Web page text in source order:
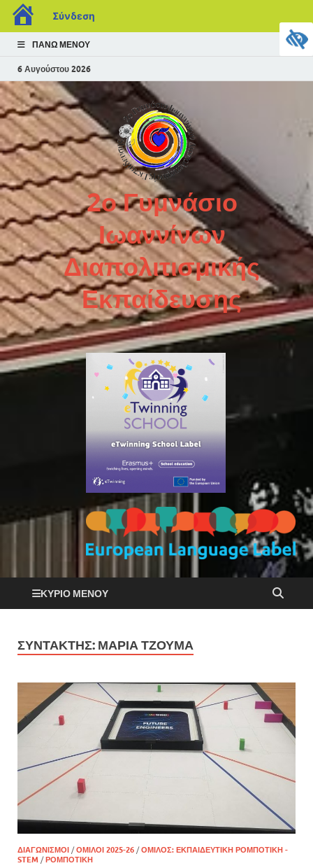
Σύνδεση
ΠΆΝΩ ΜΕΝΟΎ
6 Αυγούστου 2026
2ο Γυμνάσιο
Ιωαννίνων
Διαπολιτισμικής
Εκπαίδευσης
ΚΎΡΙΟ ΜΕΝΟΎ
ΣΥΝΤΆΚΤΗΣ: ΜΑΡΙΑ ΤΖΟΥΜΑ
ΔΙΑΓΩΝΙΣΜΟΊ /ΌΜΙΛΟΙ 2025-26 /ΌΜΙΛΟΣ: ΕΚΠΑΙΔΕΥΤΙΚΉ ΡΟΜΠΟΤΙΚΉ -
STEM /ΡΟΜΠΟΤΙΚΉ